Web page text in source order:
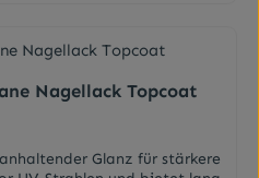
Filters schützt die Formel
und verhindert das
Ohne Toluol. Ohne
Nagellack Topcoat
Glanz für stärkere